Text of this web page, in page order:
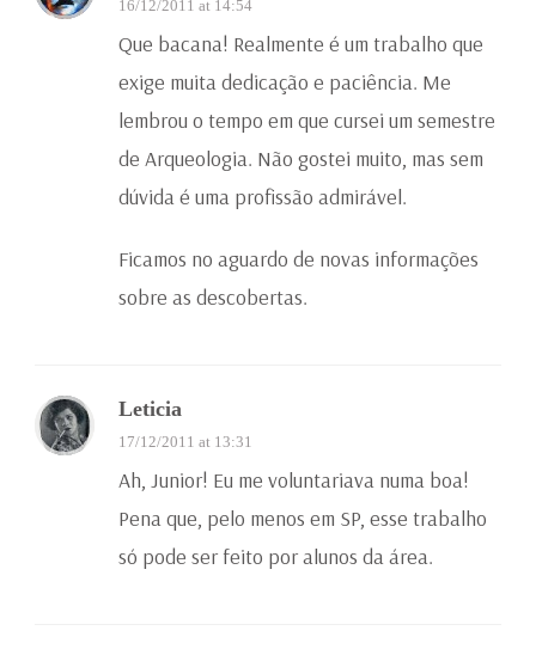
16/12/2011 at 14:54
Que bacana! Realmente é um trabalho que
exige muita dedicação e paciência. Me
lembrou o tempo em que cursei um semestre
de Arqueologia. Não gostei muito, mas sem
dúvida é uma profissão admirável.
Ficamos no aguardo de novas informações
sobre as descobertas.
Leticia
17/12/2011 at 13:31
Ah, Junior! Eu me voluntariava numa boa!
Pena que, pelo menos em SP, esse trabalho
só pode ser feito por alunos da área.